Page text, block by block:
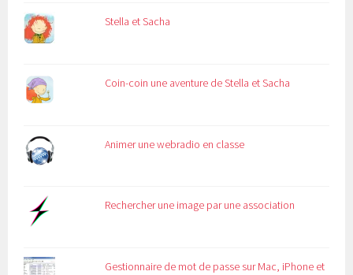
Stella et Sacha
Coin-coin une aventure de Stella et Sacha
Animer une webradio en classe
Rechercher une image par une association
Gestionnaire de mot de passe sur Mac, iPhone et